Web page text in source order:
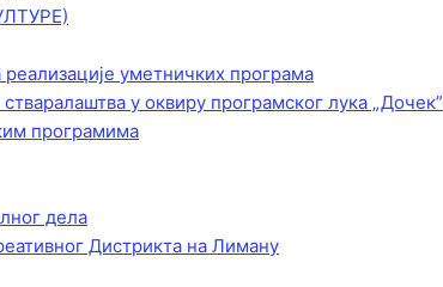
уметничких програма
у оквиру програмског лука „Дочек”
програмима
дела
Дистрикта на Лиману